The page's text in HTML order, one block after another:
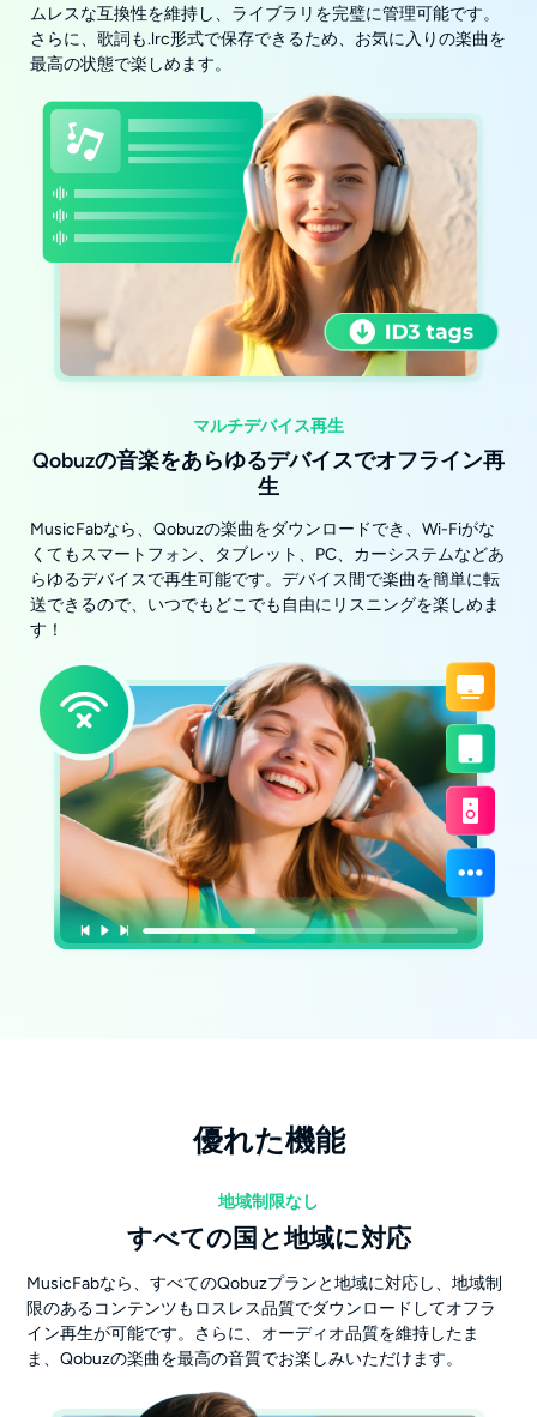
ムレスな互換性を維持し、ライブラリを完璧に管理可能です。
さらに、歌詞も.lrc形式で保存できるため、お気に入りの楽曲を
最高の状態で楽しめます。
マルチデバイス再生
Qobuzの音楽をあらゆるデバイスでオフライン再
生
MusicFabなら、Qobuzの楽曲をダウンロードでき、Wi-Fiがな
くてもスマートフォン、タブレット、PC、カーシステムなどあ
らゆるデバイスで再生可能です。デバイス間で楽曲を簡単に転
送できるので、いつでもどこでも自由にリスニングを楽しめま
す！
優れた機能
地域制限なし
すべての国と地域に対応
MusicFabなら、すべてのQobuzプランと地域に対応し、地域制
限のあるコンテンツもロスレス品質でダウンロードしてオフラ
イン再生が可能です。さらに、オーディオ品質を維持したま
ま、Qobuzの楽曲を最高の音質でお楽しみいただけます。